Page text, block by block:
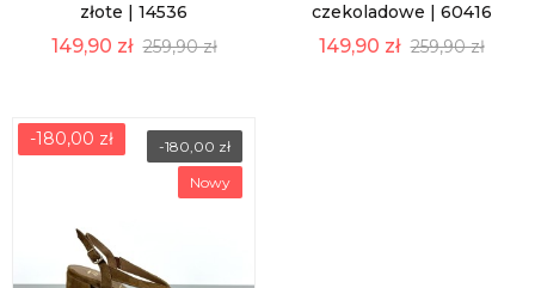
złote | 14536
149,90 zł 259,90 zł
czekoladowe | 60416
149,90 zł 259,90 zł
-180,00 zł
Nowy
-180,00 zł